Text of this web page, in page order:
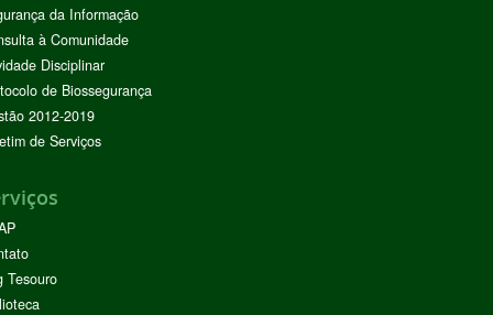
da Informação
à Comunidade
Disciplinar
de Biossegurança
2012-2019
de Serviços
Tesouro